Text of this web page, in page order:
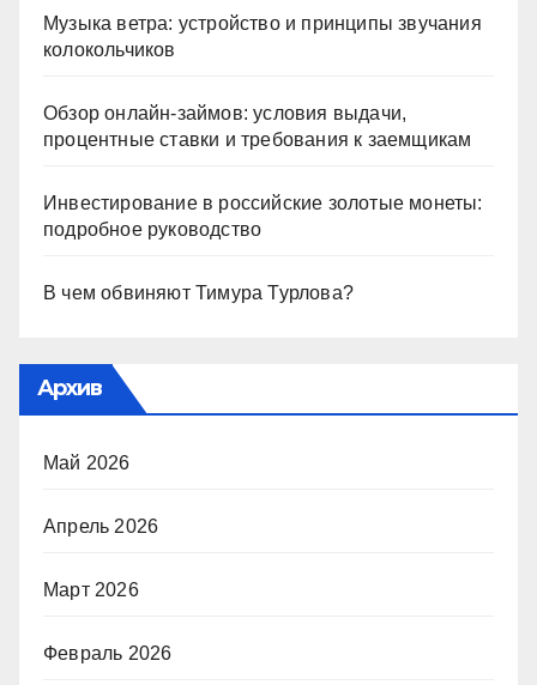
Музыка ветра: устройство и принципы звучания
колокольчиков
Обзор онлайн-займов: условия выдачи,
процентные ставки и требования к заемщикам
Инвестирование в российские золотые монеты:
подробное руководство
В чем обвиняют Тимура Турлова?
Архив
Май 2026
Апрель 2026
Март 2026
Февраль 2026